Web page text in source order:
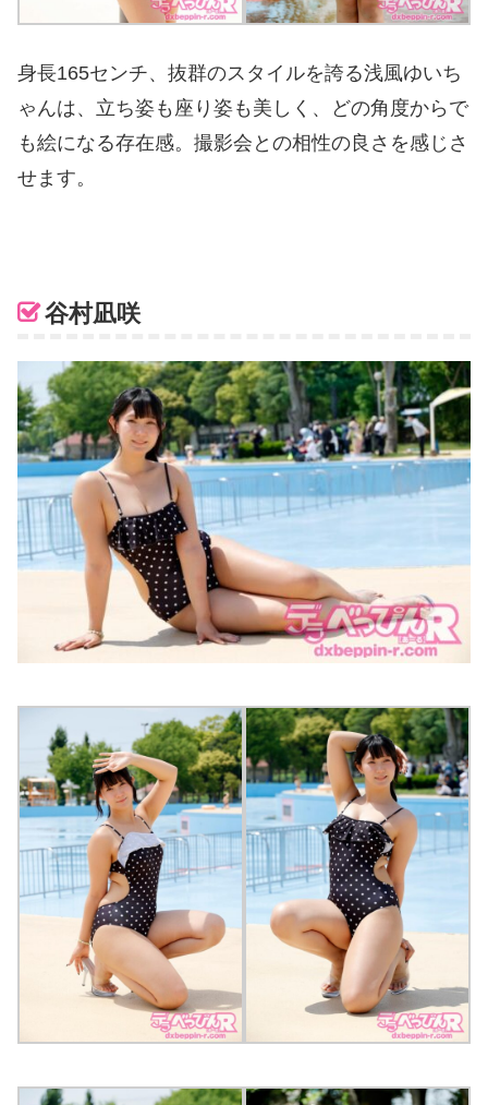
身長165センチ、抜群のスタイルを誇る浅風ゆいち
ゃんは、立ち姿も座り姿も美しく、どの角度からで
も絵になる存在感。撮影会との相性の良さを感じさ
せます。
谷村凪咲